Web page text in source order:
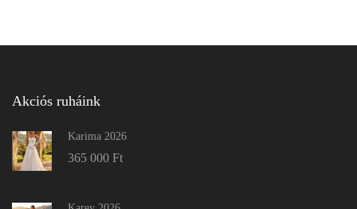
Akciós ruháink
Karima 2026
365 000 Ft